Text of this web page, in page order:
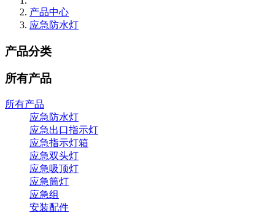
产品中心
应急防水灯
产品分类
所有产品
所有产品
应急防水灯
应急出口指示灯
应急指示灯箱
应急双头灯
应急吸顶灯
应急筒灯
应急组
安装配件